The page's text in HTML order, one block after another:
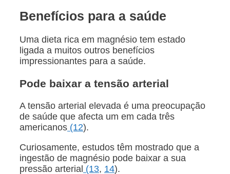
Benefícios para a saúde
Uma dieta rica em magnésio tem estado
ligada a muitos outros benefícios
impressionantes para a saúde.
Pode baixar a tensão arterial
A tensão arterial elevada é uma preocupação
de saúde que afecta um em cada três
americanos (12).
Curiosamente, estudos têm mostrado que a
ingestão de magnésio pode baixar a sua
pressão arterial (13, 14).